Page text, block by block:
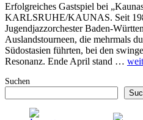
Erfolgreiches Gastspiel bei
KARLSRUHE/KAUNAS. Seit
Jugendjazzorchester Baden-
Auslandstourneen, die mehrmals
Südostasien führten, bei den
Resonanz. Ende April stand …
Suchen